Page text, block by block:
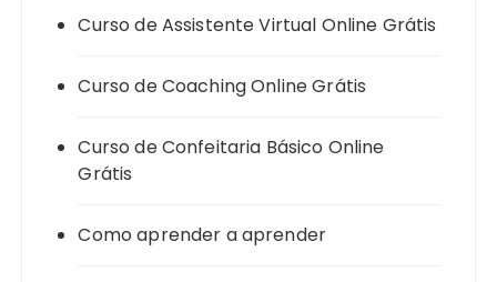
Curso de Assistente Virtual Online Grátis
Curso de Coaching Online Grátis
Curso de Confeitaria Básico Online
Grátis
Como aprender a aprender